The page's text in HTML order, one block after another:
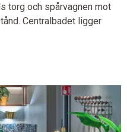
torg och spårvagnen mot
Centralbadet ligger